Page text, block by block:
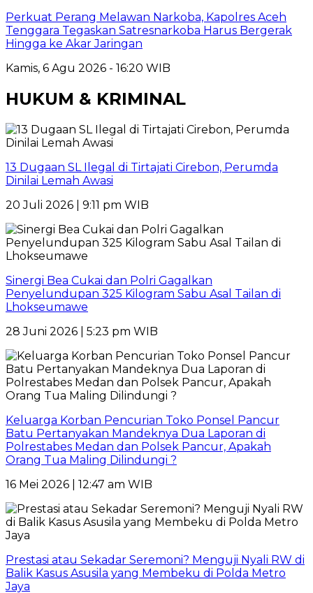
Perkuat Perang Melawan Narkoba, Kapolres Aceh
Tenggara Tegaskan Satresnarkoba Harus Bergerak
Hingga ke Akar Jaringan
Kamis, 6 Agu 2026 - 16:20 WIB
HUKUM & KRIMINAL
13 Dugaan SL Ilegal di Tirtajati Cirebon, Perumda
Dinilai Lemah Awasi
20 Juli 2026 | 9:11 pm WIB
Sinergi Bea Cukai dan Polri Gagalkan
Penyelundupan 325 Kilogram Sabu Asal Tailan di
Lhokseumawe
28 Juni 2026 | 5:23 pm WIB
Keluarga Korban Pencurian Toko Ponsel Pancur
Batu Pertanyakan Mandeknya Dua Laporan di
Polrestabes Medan dan Polsek Pancur, Apakah
Orang Tua Maling Dilindungi ?
16 Mei 2026 | 12:47 am WIB
Prestasi atau Sekadar Seremoni? Menguji Nyali RW di
Balik Kasus Asusila yang Membeku di Polda Metro
Jaya